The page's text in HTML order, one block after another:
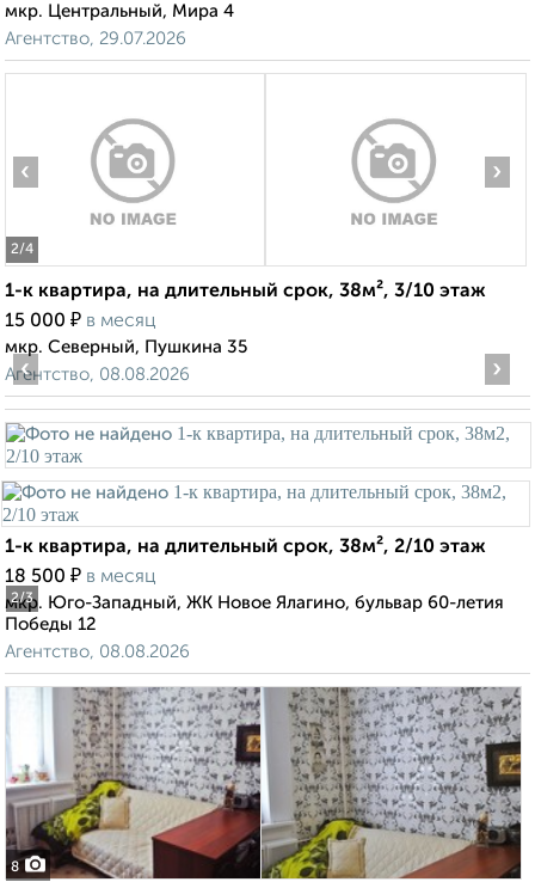
мкр. Центральный, Мира 4
Агентство, 29.07.2026
2/4
‹ ›
1-к квартира, на длительный срок, 38м², 3/10 этаж
15 000 ₽ в месяц
мкр. Северный, Пушкина 35
Агентство, 08.08.2026
2/3
‹ ›
1-к квартира, на длительный срок, 38м², 2/10 этаж
18 500 ₽ в месяц
мкр. Юго-Западный, ЖК Новое Ялагино, бульвар 60-летия
Победы 12
Агентство, 08.08.2026
8